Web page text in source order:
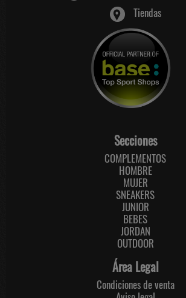
Tiendas
Secciones
COMPLEMENTOS
HOMBRE
MUJER
SNEAKERS
JUNIOR
BEBES
JORDAN
OUTDOOR
Área Legal
Condiciones de venta